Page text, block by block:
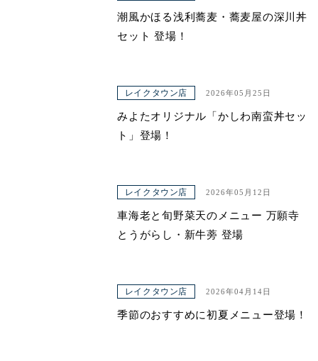
潮風かほる浅利蕎麦・蕎麦屋の深川丼
セット 登場！
レイクタウン店 2026年05月25日
みよたオリジナル「かしわ南蛮丼セッ
ト」登場！
レイクタウン店 2026年05月12日
車海老と旬野菜天のメニュー 万願寺
とうがらし・新牛蒡 登場
レイクタウン店 2026年04月14日
季節のおすすめに初夏メニュー登場！